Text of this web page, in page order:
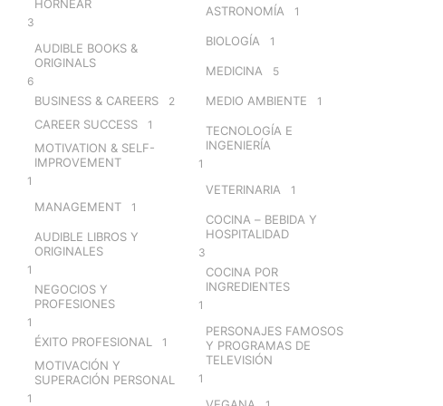
HORNEAR
3
AUDIBLE BOOKS &
ORIGINALS
6
BUSINESS & CAREERS 2
CAREER SUCCESS 1
MOTIVATION & SELF-
IMPROVEMENT
1
MANAGEMENT 1
AUDIBLE LIBROS Y
ORIGINALES
1
NEGOCIOS Y
PROFESIONES
1
ÉXITO PROFESIONAL 1
MOTIVACIÓN Y
SUPERACIÓN PERSONAL
1
ASTRONOMÍA 1
BIOLOGÍA 1
MEDICINA 5
MEDIO AMBIENTE 1
TECNOLOGÍA E
INGENIERÍA
1
VETERINARIA 1
COCINA – BEBIDA Y
HOSPITALIDAD
3
COCINA POR
INGREDIENTES
1
PERSONAJES FAMOSOS
Y PROGRAMAS DE
TELEVISIÓN
1